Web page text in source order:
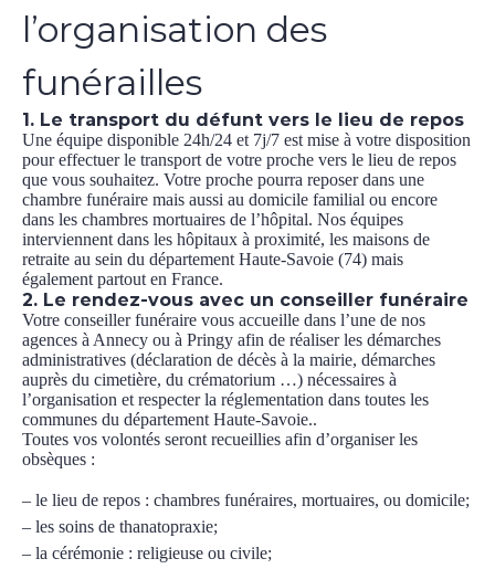
l’organisation des
funérailles
1. Le transport du défunt vers le lieu de repos
Une équipe disponible 24h/24 et 7j/7 est mise à votre disposition
pour effectuer le transport de votre proche vers le lieu de repos
que vous souhaitez. Votre proche pourra reposer dans une
chambre funéraire mais aussi au domicile familial ou encore
dans les chambres mortuaires de l’hôpital. Nos équipes
interviennent dans les hôpitaux à proximité, les maisons de
retraite au sein du département Haute-Savoie (74) mais
également partout en France.
2. Le rendez-vous avec un conseiller funéraire
Votre conseiller funéraire vous accueille dans l’une de nos
agences à Annecy ou à Pringy afin de réaliser les démarches
administratives (déclaration de décès à la mairie, démarches
auprès du cimetière, du crématorium …) nécessaires à
l’organisation et respecter la réglementation dans toutes les
communes du département Haute-Savoie..
Toutes vos volontés seront recueillies afin d’organiser les
obsèques :
– le lieu de repos : chambres funéraires, mortuaires, ou domicile;
– les soins de thanatopraxie;
– la cérémonie : religieuse ou civile;